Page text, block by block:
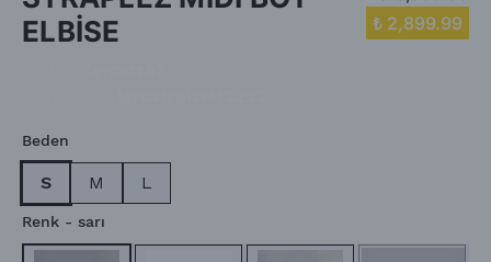
ELBİSE
₺ 2,899.99
Beden
S M L
Renk - sarı